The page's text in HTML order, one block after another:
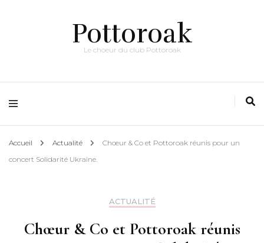
Pottoroak
Le choeur du club Pottoroak
Accueil Actualité
Chœur & Co et Pottoroak réunis pour un
concert Solidarité Ukraine.
ACTUALITÉ
Chœur & Co et Pottoroak réunis